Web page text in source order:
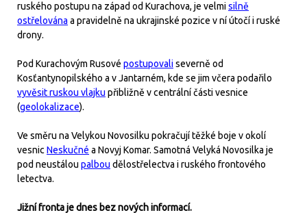
ruského postupu na západ od Kurachova, je velmisilně
ostřelována a pravidelně na ukrajinské pozice v ní útočí i ruské
drony.
Pod Kurachovým Rusové postupovaliseverně od
Kosťantynopilského a v Jantarném, kde se jim včera podařilo
vyvěsit ruskou vlajku přibližně v centrální části vesnice
(geolokalizace).
Ve směru na Velykou Novosilku pokračují těžké boje v okolí
vesnic Neskučné a Novyj Komar. Samotná Velyká Novosilka je
pod neustálou palbou dělostřelectva i ruského frontového
letectva.
Jižní fronta je dnes bez nových informací.